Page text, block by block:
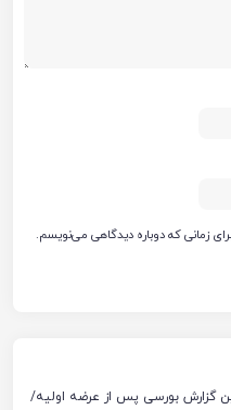
زمانی که دوباره دیدگاهی می‌نویسم.
گزارش بورسی پس از عرضه اولیه/